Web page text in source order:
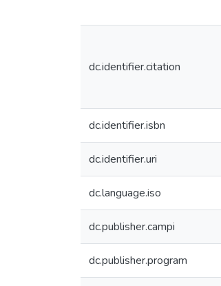
dc.identifier.citation
dc.identifier.isbn
dc.identifier.uri
dc.language.iso
dc.publisher.campi
dc.publisher.program